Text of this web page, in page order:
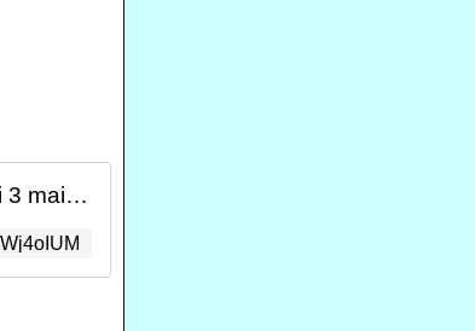
MACRF - Samedi 3 mai 2025 - colle de Grune - partie 1